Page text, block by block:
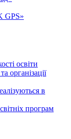
GPS»
освіти
організації
в
програм